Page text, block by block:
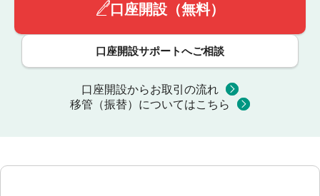
口座開設（無料）
口座開設サポートへご相談
口座開設からお取引の流れ
移管（振替）についてはこちら